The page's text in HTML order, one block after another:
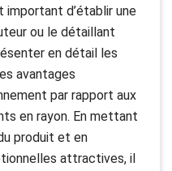
d’établir une
ou le détaillant
en détail les
avantages
par rapport aux
en rayon. En mettant
produit et en
attractives, il